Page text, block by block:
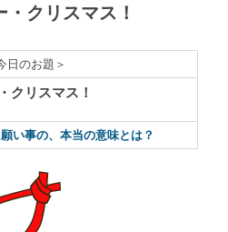
・クリスマス！
日のお題＞
クリスマス！
い事の、本当の意味とは？